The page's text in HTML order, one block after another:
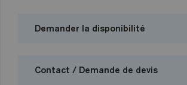
Demander la disponibilité
Contact / Demande de devis